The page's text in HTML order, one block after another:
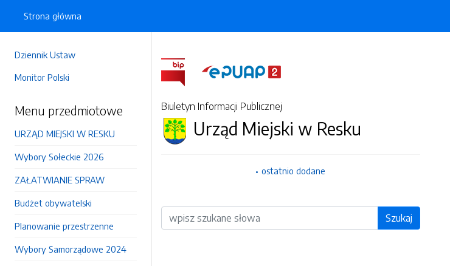
Dziennik Ustaw
Monitor Polski
Menu przedmiotowe
URZĄD MIEJSKI W RESKU
Wybory Sołeckie 2026
ZAŁATWIANIE SPRAW
Budżet obywatelski
Planowanie przestrzenne
Wybory Samorządowe 2024
Strona główna
Biuletyn Informacji Publicznej
Urząd Miejski w Resku
ostatnio dodane
Wyszukiwarka Szukaj